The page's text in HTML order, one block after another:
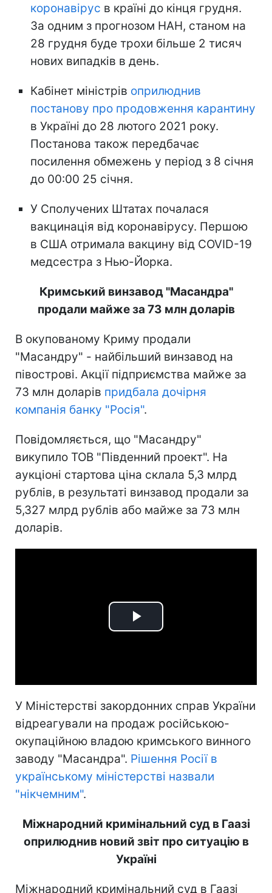
коронавірус в країні до кінця грудня.
За одним з прогнозом НАН, станом на
28 грудня буде трохи більше 2 тисяч
нових випадків в день.
Кабінет міністрів оприлюднив
постанову про продовження карантину
в Україні до 28 лютого 2021 року.
Постанова також передбачає
посилення обмежень у період з 8 січня
до 00:00 25 січня.
У Сполучених Штатах почалася
вакцинація від коронавірусу. Першою
в США отримала вакцину від COVID-19
медсестра з Нью-Йорка.
Кримський винзавод "Масандра"
продали майже за 73 млн доларів
В окупованому Криму продали
"Масандру" - найбільший винзавод на
півострові. Акції підприємства майже за
73 млн доларів придбала дочірня
компанія банку "Росія".
Повідомляється, що "Масандру"
викупило ТОВ "Південний проект". На
аукціоні стартова ціна склала 5,3 млрд
рублів, в результаті винзавод продали за
5,327 млрд рублів або майже за 73 млн
доларів.
Play
У Міністерстві закордонних справ України
відреагували на продаж російською-
окупаційною владою кримського винного
заводу "Масандра". Рішення Росії в
українському міністерстві назвали
"нікчемним".
Міжнародний кримінальний суд в Гаазі
оприлюднив новий звіт про ситуацію в
Україні
Міжнародний кримінальний суд в Гаазі